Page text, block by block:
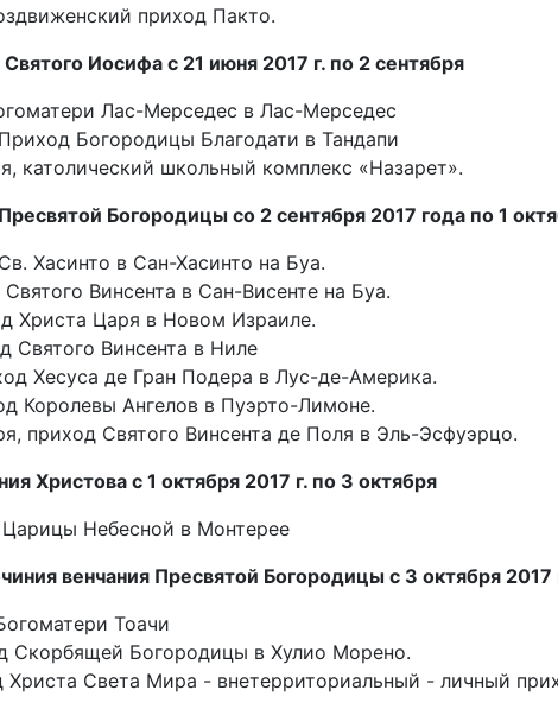
приход Пакто.
Иосифа с 21 июня 2017 г. по 2 сентября
Лас-Мерседес в Лас-Мерседес
Богородицы Благодати в Тандапи
католический школьный комплекс «Назарет».
Богородицы со 2 сентября 2017 года по 1
Хасинто в Сан-Хасинто на Буа.
Винсента в Сан-Висенте на Буа.
Христа Царя в Новом Израиле.
Святого Винсента в Ниле
Хесуса де Гран Подера в Лус-де-Америка.
Королевы Ангелов в Пуэрто-Лимоне.
приход Святого Винсента де Поля в Эль-Эсфуэрцо.
Христова с 1 октября 2017 г. по 3 октября
Небесной в Монтерее
венчания Пресвятой Богородицы с 3 октября 2017
Тоачи
Скорбящей Богородицы в Хулио Морено.
Христа Света Мира - внетерриториальный - личный